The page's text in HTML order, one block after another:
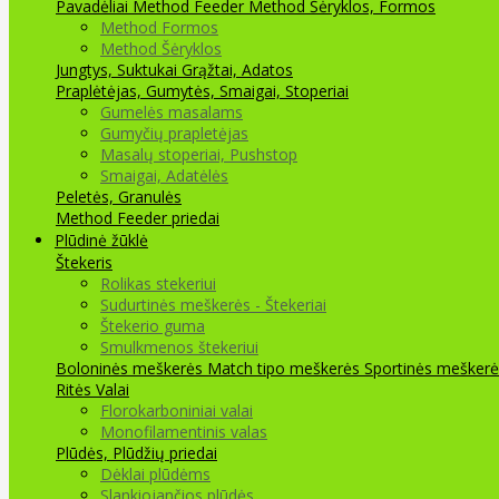
Pavadėliai Method Feeder Method Šėryklos, Formos
Method Formos
Method Šėryklos
Jungtys, Suktukai Grąžtai, Adatos
Praplėtėjas, Gumytės, Smaigai, Stoperiai
Gumelės masalams
Gumyčių prapletėjas
Masalų stoperiai, Pushstop
Smaigai, Adatėlės
Peletės, Granulės
Method Feeder priedai
Plūdinė žūklė
Štekeris
Rolikas stekeriui
Sudurtinės meškerės - Štekeriai
Štekerio guma
Smulkmenos štekeriui
Boloninės meškerės Match tipo meškerės Sportinės
Ritės Valai
Florokarboniniai valai
Monofilamentinis valas
Plūdės, Plūdžių priedai
Dėklai plūdėms
Slankiojančios plūdės